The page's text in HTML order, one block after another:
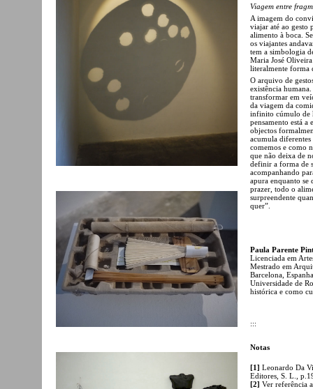
Viagem entre
A imagem do
viajar até ao gesto
alimento à boca.
os viajantes
tem a simbologia
Maria José
literalmente forma
O arquivo de
existência
transformar em
da viagem da
infinito cúmulo de
pensamento está a
objectos
acumula
comemos e como
que não deixa de
definir a forma de
acompanhando
apura enquanto
prazer, todo o
surpreendente
quer”.
Paula Parente
Licenciada em
Mestrado em
Barcelona,
Universidade de
histórica e como
:::
Notas
[1] Leonardo Da
Editores, S. L.,
[2] Ver referência